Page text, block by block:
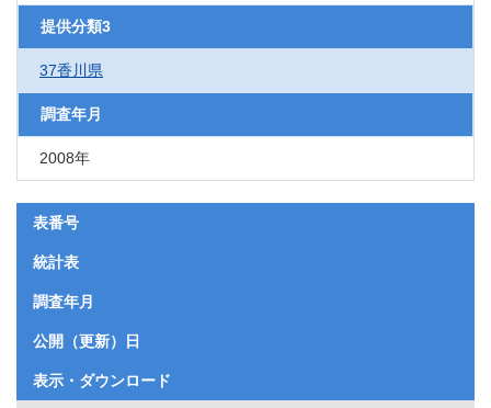
提供分類3
37香川県
調査年月
2008年
表番号
統計表
調査年月
公開（更新）日
表示・ダウンロード